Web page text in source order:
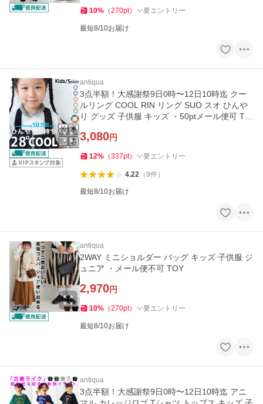
10% （270pt） 要エントリー
最短8/10お届け
antiqua
3点半額！大感謝祭9日0時〜12日10時迄 クー
ルリング COOL RIN リング SUO スオ ひんや
り グッズ 子供服 キッズ ・50ptメール便可 TO
3,080円
12% （337pt） 要エントリー
4.22（9件）
最短8/10お届け
antiqua
2WAY ミニショルダー バッグ キッズ 子供服 ジ
ュニア ・メール便不可 TOY
2,970円
10% （270pt） 要エントリー
最短8/10お届け
antiqua
3点半額！大感謝祭9日0時〜12日10時迄 アニ